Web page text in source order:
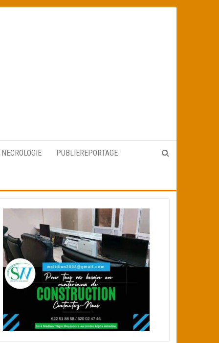
NECROLOGIE PUBLIEREPORTAGE